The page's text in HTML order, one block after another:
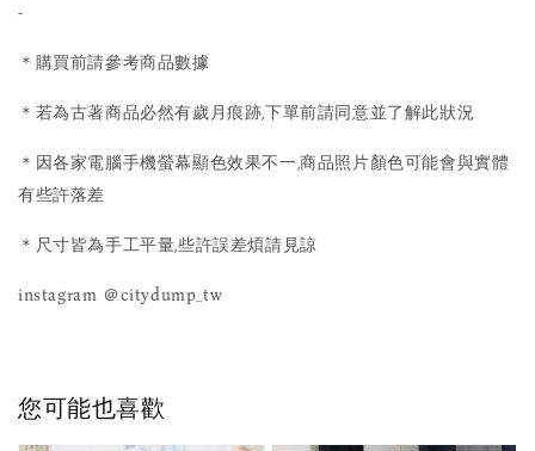
-
＊購買前請參考商品數據
＊若為古著商品必然有歲月痕跡,下單前請同意並了解此狀況
＊因各家電腦手機螢幕顯色效果不一,商品照片顏色可能會與實體
有些許落差
＊尺寸皆為手工平量,些許誤差煩請見諒
instagram ＠citydump_tw
您可能也喜歡